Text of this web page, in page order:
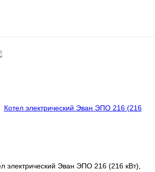
электрический Эван ЭПО 216 (216 кВт),